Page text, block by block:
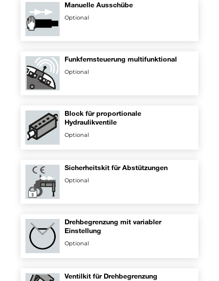
Manuelle Ausschübe
Optional
Funkfernsteuerung multifunktional
Optional
Block für proportionale
Hydraulikventile
Optional
Sicherheitskit für Abstützungen
Optional
Drehbegrenzung mit variabler
Einstellung
Optional
Ventilkit für Drehbegrenzung